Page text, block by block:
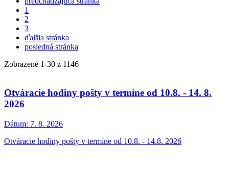
1
2
3
ďalšia stránka
posledná stránka
Zobrazené 1-30 z 1146
Otváracie hodiny pošty v termíne od 10.8. - 14. 8.
2026
Dátum: 7. 8. 2026
Otváracie hodiny pošty v termíne od 10.8. - 14.8. 2026